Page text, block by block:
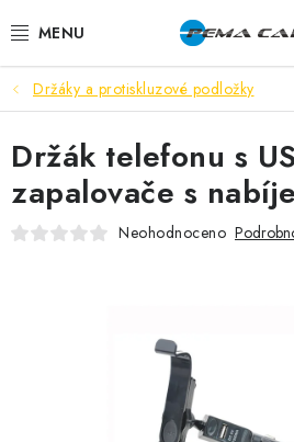
na
NOVINKY
DOPRODEJ
AUTODOPLŇKY
Držáky a protiskluzové podložky
Držák telefonu s
zapalovače s
Neohodnoceno